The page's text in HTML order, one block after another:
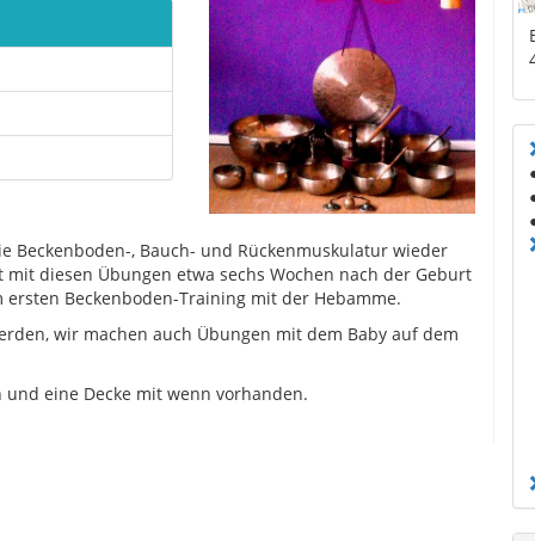
Beckenboden-, Bauch- und Rückenmuskulatur wieder
diesen Übungen etwa sechs Wochen nach der Geburt
Beckenboden-Training mit der Hebamme.
wir machen auch Übungen mit dem Baby auf dem
eine Decke mit wenn vorhanden.